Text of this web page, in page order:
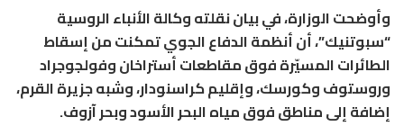
وأوضحت الوزارة، في بيان نقلته وكالة الأنباء الروسية
“سبوتنيك”، أن أنظمة الدفاع الجوي تمكنت من إسقاط
الطائرات المسيّرة فوق مقاطعات أستراخان وفولجوجراد
وروستوف وكورسك، وإقليم كراسنودار، وشبه جزيرة القرم،
إضافة إلى مناطق فوق مياه البحر الأسود وبحر آزوف.